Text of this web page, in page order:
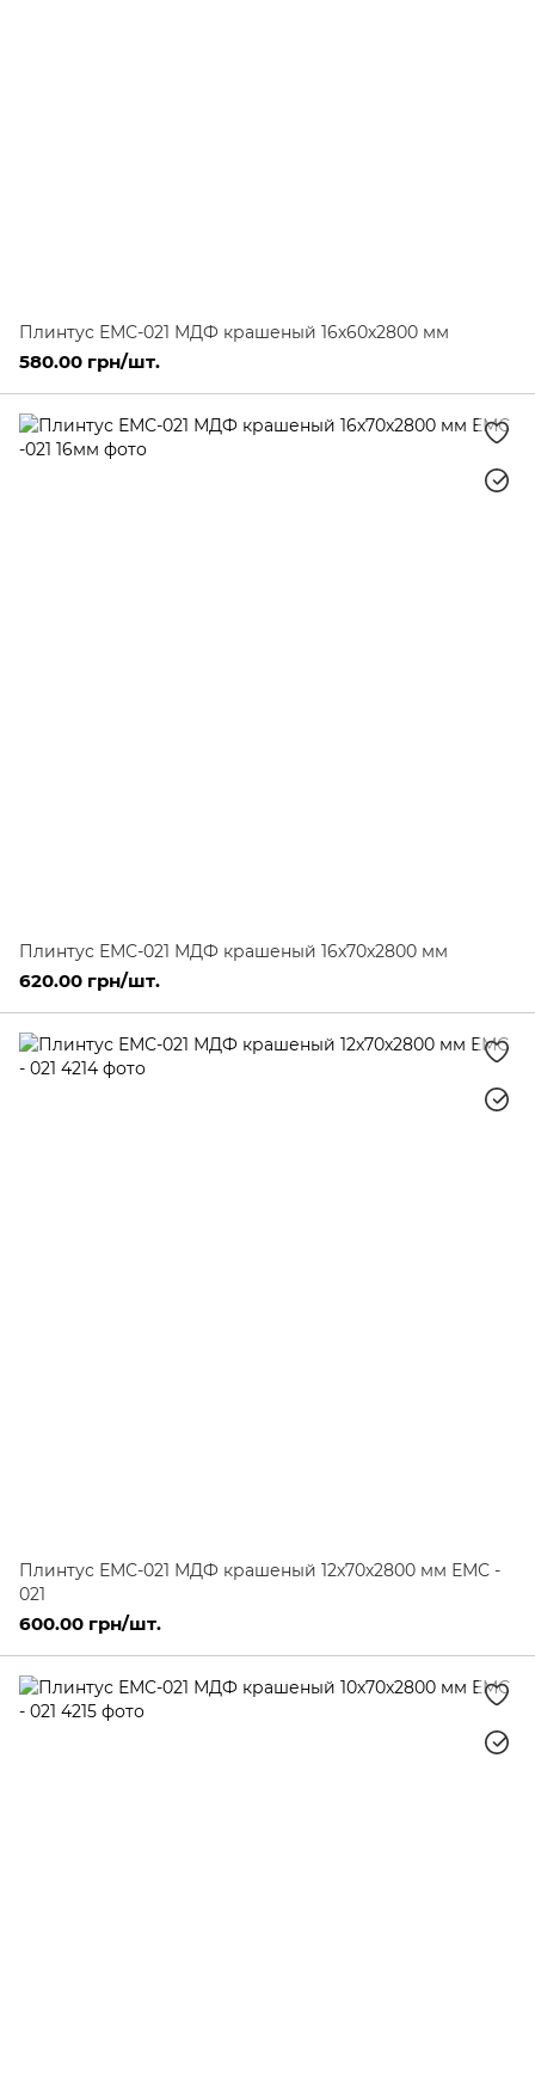
Плинтус ЕМС-021 МДФ крашеный 16х60х2800 мм
580.00 грн/шт.
Плинтус ЕМС-021 МДФ крашеный 16х70х2800 мм
620.00 грн/шт.
Плинтус ЕМС-021 МДФ крашеный 12х70х2800 мм ЕМС -
021
600.00 грн/шт.